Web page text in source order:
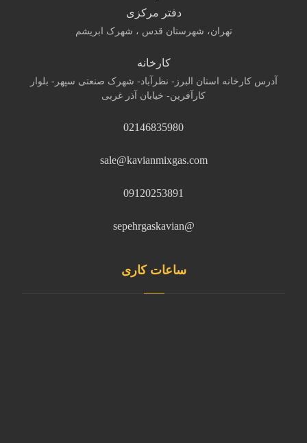
دفتر مرکزی
تهران، شهرستان قدس ، شهرک ابریشم
کارخانه
آدرس کارخانه استان البرز- نظرآباد- شهرک صنعتی سپهر- بلوار
کارآفرین- خیابان آذر غربی
02146835980
sale@kavianmixgas.com
09120253891
@sepehrgaskavian
ساعات کاری